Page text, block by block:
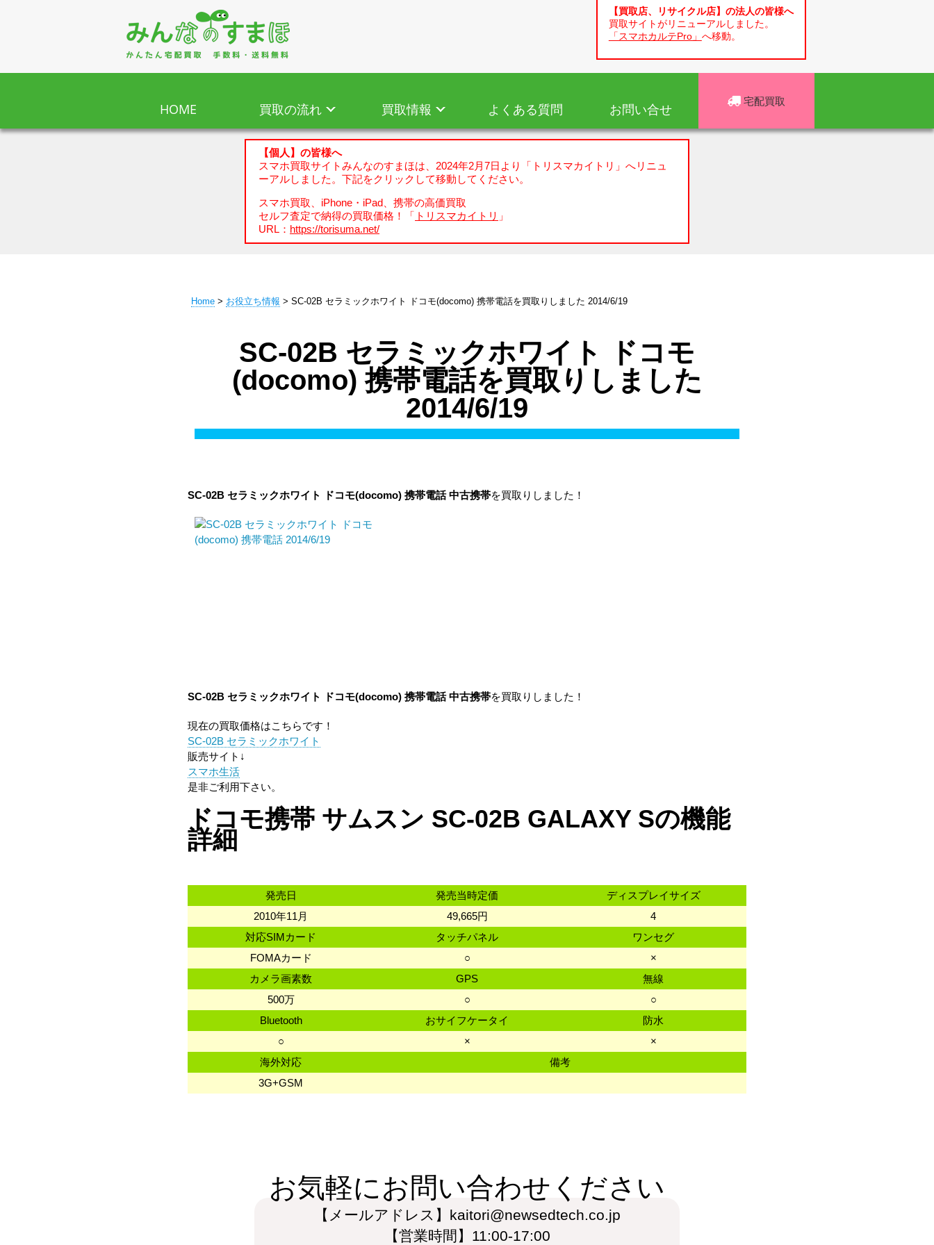
【買取店、リサイクル店】の法人の皆様へ
買取サイトがリニューアルしました。
「スマホカルテPro」 へ移動。
HOME 買取の流れ 買取情報 よくある質問 お問い合せ 宅配買取
【個人】の皆様へ
スマホ買取サイトみんなのすまほは、2024年2月7日より「トリスマカイトリ」へリニュ
ーアルしました。下記をクリックして移動してください。
スマホ買取、iPhone・iPad、携帯の高価買取
セルフ査定で納得の買取価格！「 トリスマカイトリ 」
URL： https://torisuma.net/
Home > お役立ち情報 > SC-02B セラミックホワイト ドコモ(docomo) 携帯電話を買取りしました 2014/6/19
SC-02B セラミックホワイト ドコモ
(docomo) 携帯電話を買取りしました
2014/6/19
SC-02B セラミックホワイト ドコモ(docomo) 携帯電話中古携帯を買取りしました！
SC-02B セラミックホワイト ドコモ(docomo) 携帯電話中古携帯を買取りしました！
現在の買取価格はこちらです！
SC-02B セラミックホワイト
販売サイト↓
スマホ生活
是非ご利用下さい。
ドコモ携帯 サムスン SC-02B GALAXY Sの機能
詳細
発売日 発売当時定価
ディスプレイサイズ
2010年11月
49,665円
4
対応SIMカード
タッチパネル
ワンセグ
FOMAカード
○
×
カメラ画素数
GPS
無線
500万
○
○
Bluetooth
おサイフケータイ
防水
○
×
×
海外対応
備考
3G+GSM
お気軽にお問い合わせください
【メールアドレス】kaitori@newsedtech.co.jp
【営業時間】11:00-17:00